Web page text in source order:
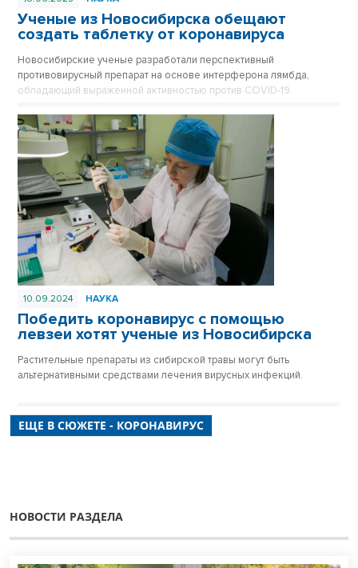
Ученые из Новосибирска обещают
создать таблетку от коронавируса
Новосибирские ученые разработали перспективный
противовирусный препарат на основе интерферона лямбда,
обладающий выраженной активностью против COVID-19.
10.09.2024 НАУКА
Победить коронавирус с помощью
левзеи хотят ученые из Новосибирска
Растительные препараты из сибирской травы могут быть
альтернативными средствами лечения вирусных инфекций.
ЕЩЕ В СЮЖЕТЕ - КОРОНАВИРУС
НОВОСТИ РАЗДЕЛА